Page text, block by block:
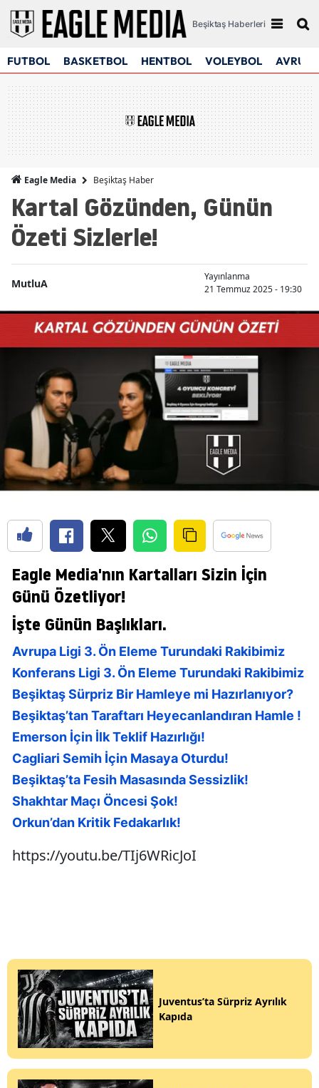
Beşiktaş Haberleri
FUTBOL BASKETBOL HENTBOL VOLEYBOL
Eagle Media Beşiktaş Haber
Kartal Gözünden, Günün
Özeti Sizlerle!
MutluA
Yayınlanma
21 Temmuz 2025 - 19:30
Eagle Media'nın Kartalları Sizin İçin
Günü Özetliyor!
İşte Günün Başlıkları.
Avrupa Ligi 3. Ön Eleme Turundaki Rakibimiz
Konferans Ligi 3. Ön Eleme Turundaki Rakibimiz
Beşiktaş Sürpriz Bir Hamleye mi Hazırlanıyor?
Beşiktaş’tan Taraftarı Heyecanlandıran Hamle !
Emerson İçin İlk Teklif Hazırlığı!
Cagliari Semih İçin Masaya Oturdu!
Beşiktaş’ta Fesih Masasında Sessizlik!
Shakhtar Maçı Öncesi Şok!
Orkun’dan Kritik Fedakarlık!
https://youtu.be/TIj6WRicJoI
Juventus’ta Sürpriz Ayrılık
Kapıda